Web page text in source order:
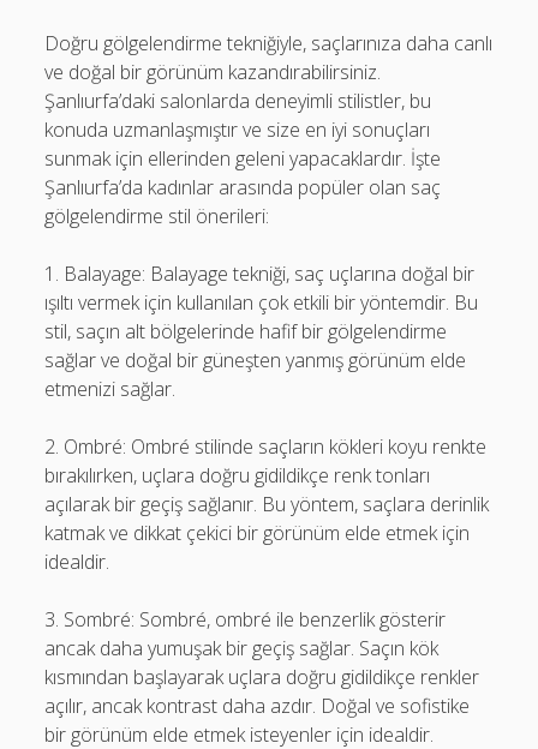
Doğru gölgelendirme tekniğiyle, saçlarınıza daha canlı
ve doğal bir görünüm kazandırabilirsiniz.
Şanlıurfa’daki salonlarda deneyimli stilistler, bu
konuda uzmanlaşmıştır ve size en iyi sonuçları
sunmak için ellerinden geleni yapacaklardır. İşte
Şanlıurfa’da kadınlar arasında popüler olan saç
gölgelendirme stil önerileri:
1. Balayage: Balayage tekniği, saç uçlarına doğal bir
ışıltı vermek için kullanılan çok etkili bir yöntemdir. Bu
stil, saçın alt bölgelerinde hafif bir gölgelendirme
sağlar ve doğal bir güneşten yanmış görünüm elde
etmenizi sağlar.
2. Ombré: Ombré stilinde saçların kökleri koyu renkte
bırakılırken, uçlara doğru gidildikçe renk tonları
açılarak bir geçiş sağlanır. Bu yöntem, saçlara derinlik
katmak ve dikkat çekici bir görünüm elde etmek için
idealdir.
3. Sombré: Sombré, ombré ile benzerlik gösterir
ancak daha yumuşak bir geçiş sağlar. Saçın kök
kısmından başlayarak uçlara doğru gidildikçe renkler
açılır, ancak kontrast daha azdır. Doğal ve sofistike
bir görünüm elde etmek isteyenler için idealdir.